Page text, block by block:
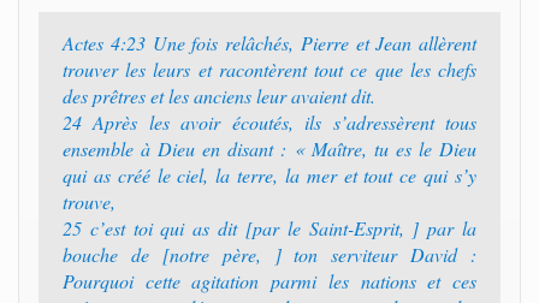
Actes 4:23 Une fois relâchés, Pierre et Jean allèrent
trouver les leurs et racontèrent tout ce que les chefs
des prêtres et les anciens leur avaient dit.
24 Après les avoir écoutés, ils s’adressèrent tous
ensemble à Dieu en disant : « Maître, tu es le Dieu
qui as créé le ciel, la terre, la mer et tout ce qui s’y
trouve,
25 c’est toi qui as dit [par le Saint-Esprit, ] par la
bouche de [notre père, ] ton serviteur David :
Pourquoi cette agitation parmi les nations et ces